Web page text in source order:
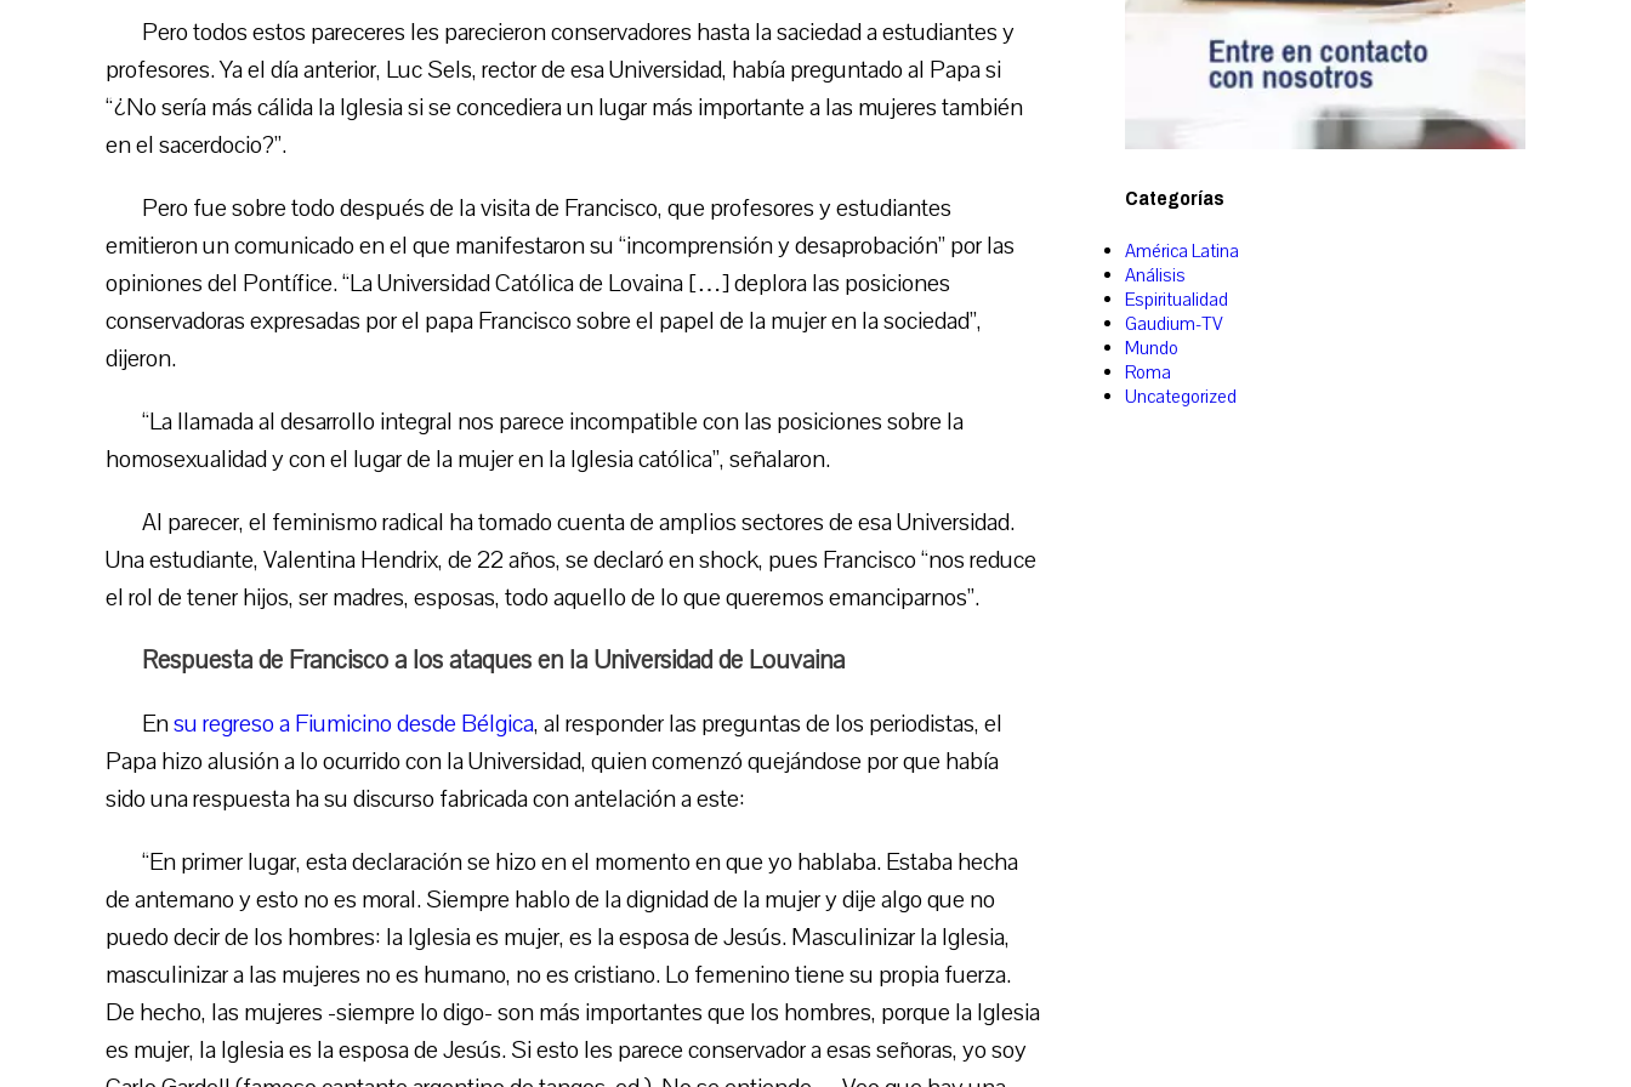
Pero todos estos pareceres les parecieron conservadores hasta la saciedad a estudiantes y
profesores. Ya el día anterior, Luc Sels, rector de esa Universidad, había preguntado al Papa si
“¿No sería más cálida la Iglesia si se concediera un lugar más importante a las mujeres también
en el sacerdocio?”.
Pero fue sobre todo después de la visita de Francisco, que profesores y estudiantes
emitieron un comunicado en el que manifestaron su “incomprensión y desaprobación” por las
opiniones del Pontífice. “La Universidad Católica de Lovaina […] deplora las posiciones
conservadoras expresadas por el papa Francisco sobre el papel de la mujer en la sociedad”,
dijeron.
“La llamada al desarrollo integral nos parece incompatible con las posiciones sobre la
homosexualidad y con el lugar de la mujer en la Iglesia católica”, señalaron.
Al parecer, el feminismo radical ha tomado cuenta de amplios sectores de esa Universidad.
Una estudiante, Valentina Hendrix, de 22 años, se declaró en shock, pues Francisco “nos reduce
el rol de tener hijos, ser madres, esposas, todo aquello de lo que queremos emanciparnos”.
Respuesta de Francisco a los ataques en la Universidad de Louvaina
Ensu regreso a Fiumicino desde Bélgica, al responder las preguntas de los periodistas, el
Papa hizo alusión a lo ocurrido con la Universidad, quien comenzó quejándose por que había
sido una respuesta ha su discurso fabricada con antelación a este:
“En primer lugar, esta declaración se hizo en el momento en que yo hablaba. Estaba hecha
de antemano y esto no es moral. Siempre hablo de la dignidad de la mujer y dije algo que no
puedo decir de los hombres: la Iglesia es mujer, es la esposa de Jesús. Masculinizar la Iglesia,
masculinizar a las mujeres no es humano, no es cristiano. Lo femenino tiene su propia fuerza.
De hecho, las mujeres -siempre lo digo- son más importantes que los hombres, porque la Iglesia
es mujer, la Iglesia es la esposa de Jesús. Si esto les parece conservador a esas señoras, yo soy
Categorías
América Latina
Análisis
Espiritualidad
Gaudium-TV
Mundo
Roma
Uncategorized